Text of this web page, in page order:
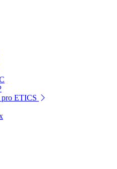
ETICS